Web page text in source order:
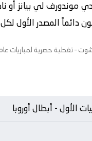
موندورف لي بيانز أو
المصدر الأول لكل
شوت– تغطية حصرية لمباريات عام
الأول - أبطال أوروبا